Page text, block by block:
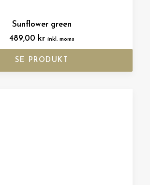
Sunflower green
489,00 kr inkl. moms
SE PRODUKT